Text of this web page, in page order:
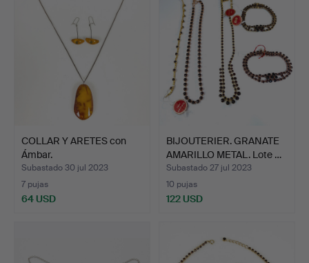
COLLAR Y ARETES con
Ámbar.
Subastado 30 jul 2023
7 pujas
64 USD
BIJOUTERIER. GRANATE
AMARILLO METAL. Lote …
Subastado 27 jul 2023
10 pujas
122 USD